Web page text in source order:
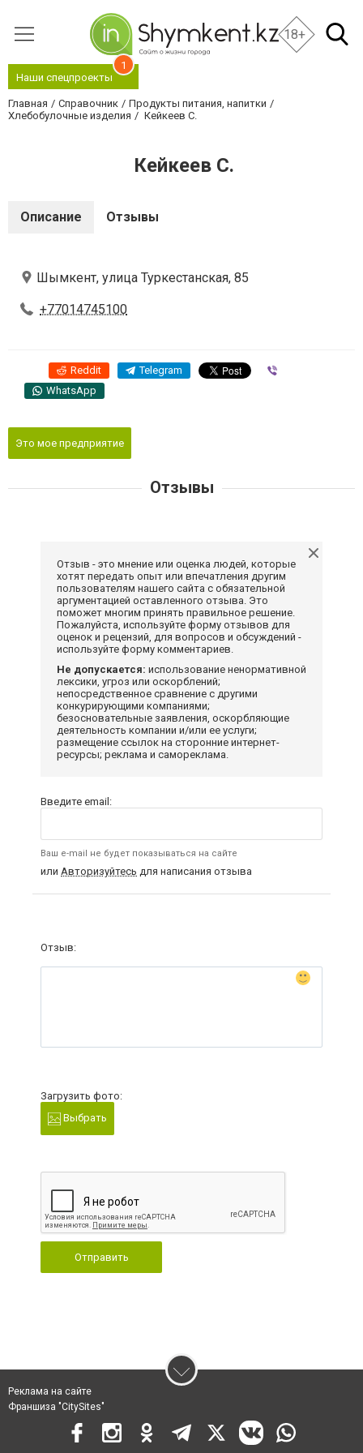
18+
Наши спецпроекты
1
Главная Справочник
Продукты питания, напитки
Хлебобулочные изделия
Кейкеев С.
Кейкеев С.
Описание Отзывы
Шымкент, улица Туркестанская, 85
+77014745100
Reddit Telegram
WhatsApp
Это мое предприятие
Отзывы
Отзыв - это мнение или оценка людей, которые
хотят передать опыт или впечатления другим
пользователям нашего сайта с обязательной
аргументацией оставленного отзыва. Это
поможет многим принять правильное решение.
Пожалуйста, используйте форму отзывов для
оценок и рецензий, для вопросов и обсуждений -
используйте форму комментариев.
Не допускается: использование ненормативной
лексики, угроз или оскорблений;
непосредственное сравнение с другими
конкурирующими компаниями;
безосновательные заявления, оскорбляющие
деятельность компании и/или ее услуги;
размещение ссылок на сторонние интернет-
ресурсы; реклама и самореклама.
Введите email:
Ваш e-mail не будет показываться на сайте
или Авторизуйтесь для написания отзыва
Отзыв:
Загрузить фото:
Выбрать
Отправить
Реклама на сайте
Франшиза "CitySites"